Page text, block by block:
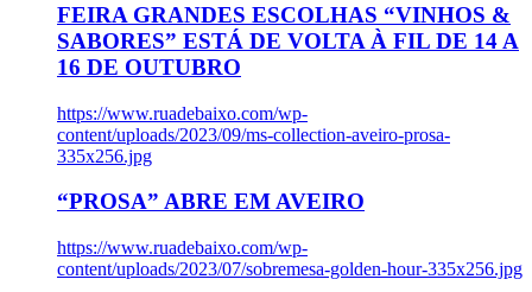
FEIRA GRANDES ESCOLHAS “VINHOS &
SABORES” ESTÁ DE VOLTA À FIL DE 14 A
16 DE OUTUBRO
https://www.ruadebaixo.com/wp-
content/uploads/2023/09/ms-collection-aveiro-prosa-
335x256.jpg
“PROSA” ABRE EM AVEIRO
https://www.ruadebaixo.com/wp-
content/uploads/2023/07/sobremesa-golden-hour-335x256.jpg